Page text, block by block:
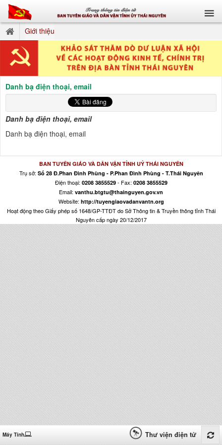
Giới thiệu
Danh bạ điện thoại, email
Danh bạ điện thoại, email
Danh bạ điện thoại, email
BAN TUYÊN GIÁO VÀ DÂN VẬN TỈNH UỶ THÁI NGUYÊN
Trụ sở: Số 28 Đ.Phan Đình Phùng - P.Phan Đình Phùng - T.Thái Nguyên
Điện thoại: 0208 3855529- Fax: 0208 3855529
Email: vanthu.btgtu@thainguyen.gov.vn
Website: http://tuyengiaovadanvantn.org
Hoạt động theo Giấy phép số 1648/GP-TTĐT do Sở Thông tin & Truyền thông tỉnh Thái
Nguyên cấp ngày 20/12/2017
Máy Tính Thư viện điện tử